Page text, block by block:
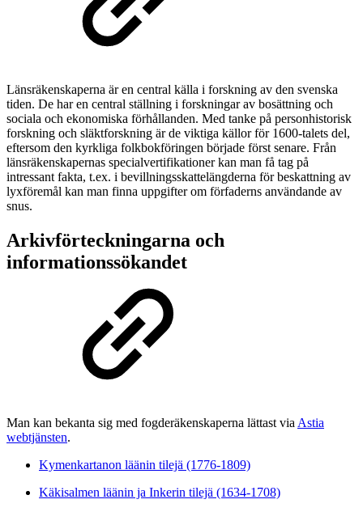
Länsräkenskaperna är en central källa i forskning av den svenska
tiden. De har en central ställning i forskningar av bosättning och
sociala och ekonomiska förhållanden. Med tanke på personhistorisk
forskning och släktforskning är de viktiga källor för 1600-talets del,
eftersom den kyrkliga folkbokföringen började först senare. Från
länsräkenskapernas specialvertifikationer kan man få tag på
intressant fakta, t.ex. i bevillningsskattelängderna för beskattning av
lyxföremål kan man finna uppgifter om förfaderns användande av
snus.
Arkivförteckningarna och
informationssökandet
Man kan bekanta sig med fogderäkenskaperna lättast via Astia
webtjänsten.
Kymenkartanon läänin tilejä (1776-1809)
Käkisalmen läänin ja Inkerin tilejä (1634-1708)